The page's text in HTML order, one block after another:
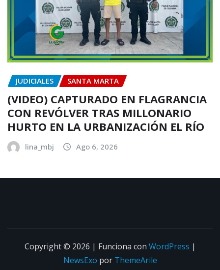
JUDICIALES SANTA MARTA
(VIDEO) CAPTURADO EN FLAGRANCIA
CON REVÓLVER TRAS MILLONARIO
HURTO EN LA URBANIZACIÓN EL RÍO
lina_mbj Ago 6, 2026
Copyright © 2026 | Funciona con WordPress |
NewsExo por ThemeArile